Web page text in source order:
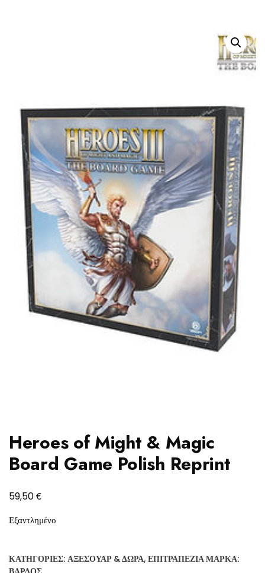
Heroes of Might & Magic
Board Game Polish Reprint
59,50€
Εξαντλημένο
ΚΑΤΗΓΟΡΊΕΣ: ΑΞΕΣΟΥΆΡ & ΔΏΡΑ, ΕΠΙΤΡΑΠΈΖΙΑΜΆΡΚΑ: